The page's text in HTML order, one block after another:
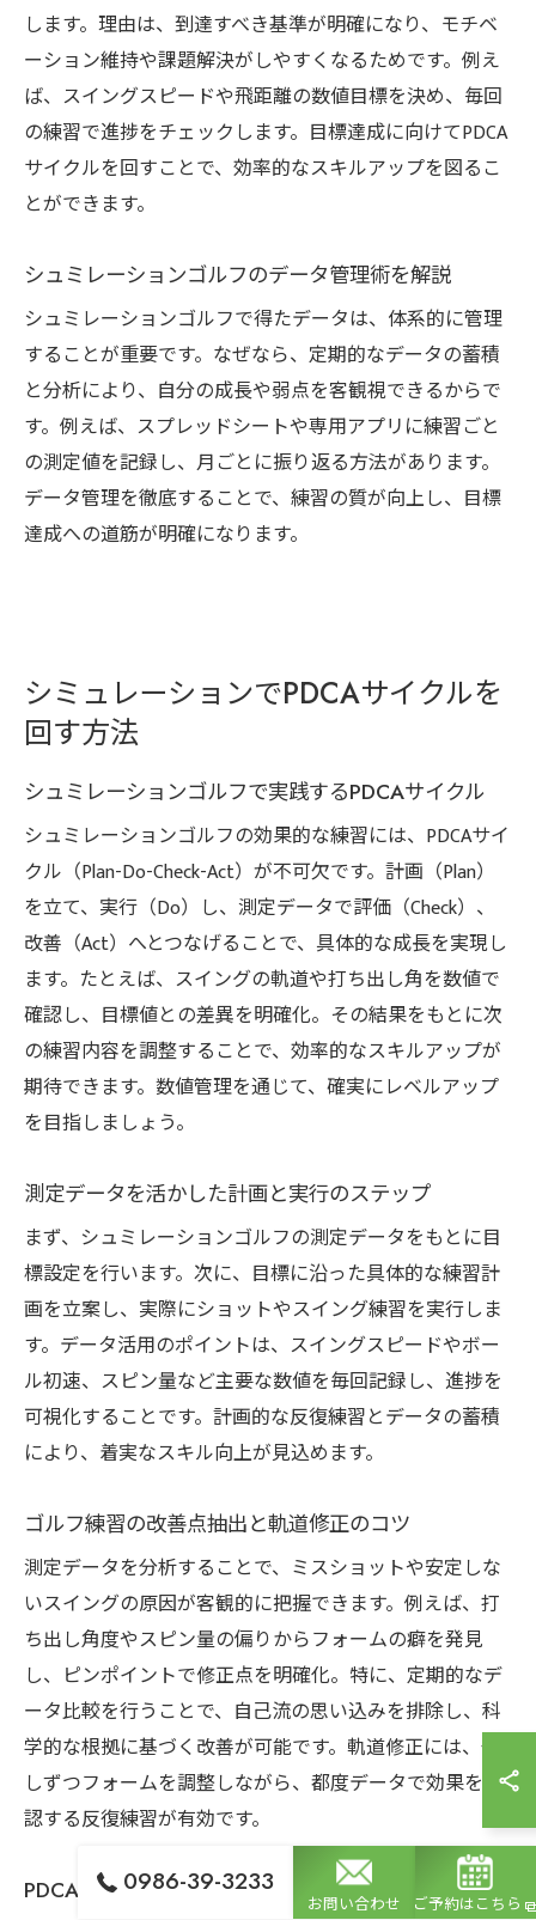
します。理由は、到達すべき基準が明確になり、モチベ
ーション維持や課題解決がしやすくなるためです。例え
ば、スイングスピードや飛距離の数値目標を決め、毎回
の練習で進捗をチェックします。目標達成に向けてPDCA
サイクルを回すことで、効率的なスキルアップを図るこ
とができます。
シュミレーションゴルフのデータ管理術を解説
シュミレーションゴルフで得たデータは、体系的に管理
することが重要です。なぜなら、定期的なデータの蓄積
と分析により、自分の成長や弱点を客観視できるからで
す。例えば、スプレッドシートや専用アプリに練習ごと
の測定値を記録し、月ごとに振り返る方法があります。
データ管理を徹底することで、練習の質が向上し、目標
達成への道筋が明確になります。
シミュレーションでPDCAサイクルを
回す方法
シュミレーションゴルフで実践するPDCAサイクル
シュミレーションゴルフの効果的な練習には、PDCAサイ
クル（Plan-Do-Check-Act）が不可欠です。計画（Plan）
を立て、実行（Do）し、測定データで評価（Check）、
改善（Act）へとつなげることで、具体的な成長を実現し
ます。たとえば、スイングの軌道や打ち出し角を数値で
確認し、目標値との差異を明確化。その結果をもとに次
の練習内容を調整することで、効率的なスキルアップが
期待できます。数値管理を通じて、確実にレベルアップ
を目指しましょう。
測定データを活かした計画と実行のステップ
まず、シュミレーションゴルフの測定データをもとに目
標設定を行います。次に、目標に沿った具体的な練習計
画を立案し、実際にショットやスイング練習を実行しま
す。データ活用のポイントは、スイングスピードやボー
ル初速、スピン量など主要な数値を毎回記録し、進捗を
可視化することです。計画的な反復練習とデータの蓄積
により、着実なスキル向上が見込めます。
ゴルフ練習の改善点抽出と軌道修正のコツ
測定データを分析することで、ミスショットや安定しな
いスイングの原因が客観的に把握できます。例えば、打
ち出し角度やスピン量の偏りからフォームの癖を発見
し、ピンポイントで修正点を明確化。特に、定期的なデ
ータ比較を行うことで、自己流の思い込みを排除し、科
学的な根拠に基づく改善が可能です。軌道修正には、少
しずつフォームを調整しながら、都度データで効果を確
認する反復練習が有効です。
PDCAを意識したデータ管理と効率化の仕組み
0986-39-3233
お問い合わせ ご予約はこちら